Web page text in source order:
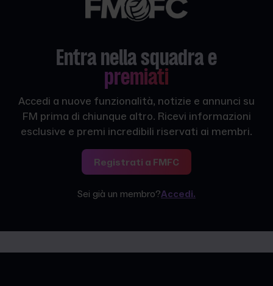
Entra nella squadra e
premiati
Accedi a nuove funzionalità, notizie e annunci su
FM prima di chiunque altro. Ricevi informazioni
esclusive e premi incredibili riservati ai membri.
Registrati a FMFC
Sei già un membro?Accedi.